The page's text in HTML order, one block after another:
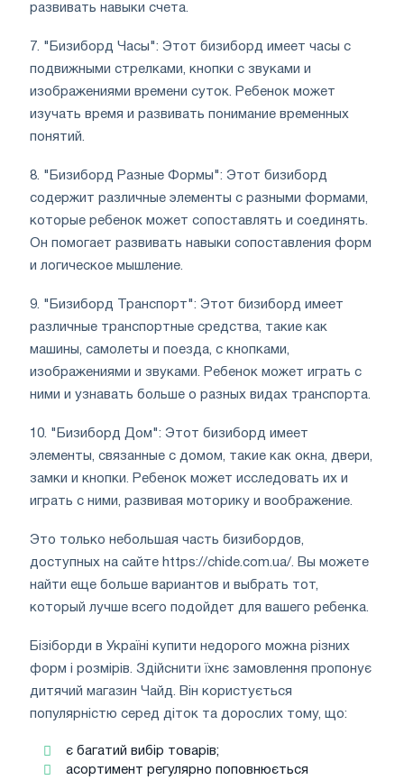
развивать навыки счета.
7. "Бизиборд Часы": Этот бизиборд имеет часы с
подвижными стрелками, кнопки с звуками и
изображениями времени суток. Ребенок может
изучать время и развивать понимание временных
понятий.
8. "Бизиборд Разные Формы": Этот бизиборд
содержит различные элементы с разными формами,
которые ребенок может сопоставлять и соединять.
Он помогает развивать навыки сопоставления форм
и логическое мышление.
9. "Бизиборд Транспорт": Этот бизиборд имеет
различные транспортные средства, такие как
машины, самолеты и поезда, с кнопками,
изображениями и звуками. Ребенок может играть с
ними и узнавать больше о разных видах транспорта.
10. "Бизиборд Дом": Этот бизиборд имеет
элементы, связанные с домом, такие как окна, двери,
замки и кнопки. Ребенок может исследовать их и
играть с ними, развивая моторику и воображение.
Это только небольшая часть бизибордов,
доступных на сайте https://chide.com.ua/. Вы можете
найти еще больше вариантов и выбрать тот,
который лучше всего подойдет для вашего ребенка.
Бізіборди в Україні купити недорого можна різних
форм і розмірів. Здійснити їхнє замовлення пропонує
дитячий магазин Чайд. Він користується
популярністю серед діток та дорослих тому, що:
є багатий вибір товарів;
асортимент регулярно поповнюється